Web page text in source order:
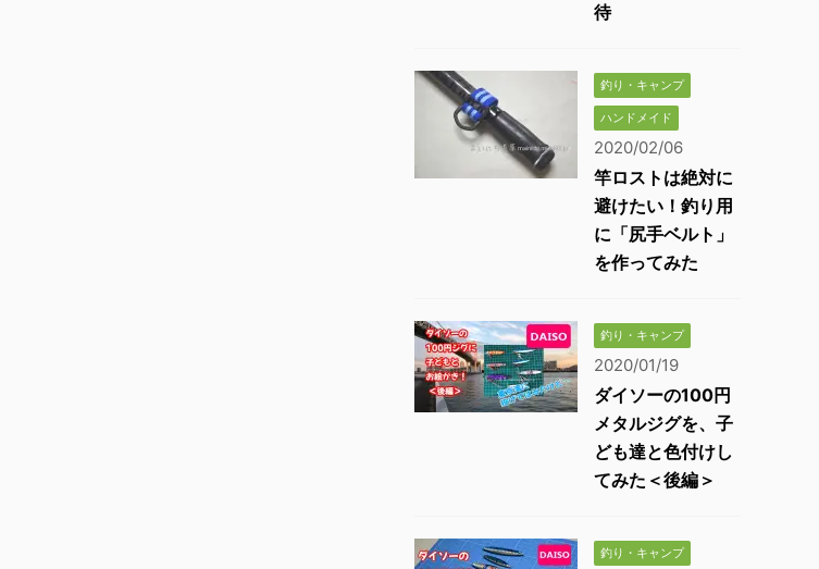
待
釣り・キャンプ
ハンドメイド
2020/02/06
竿ロストは絶対に
避けたい！釣り用
に「尻手ベルト」
を作ってみた
釣り・キャンプ
2020/01/19
ダイソーの100円
メタルジグを、子
ども達と色付けし
てみた＜後編＞
釣り・キャンプ